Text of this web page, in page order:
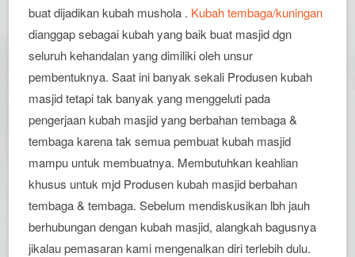
buat dijadikan kubah mushola . Kubah tembaga/kuningan
dianggap sebagai kubah yang baik buat masjid dgn
seluruh kehandalan yang dimiliki oleh unsur
pembentuknya. Saat ini banyak sekali Produsen kubah
masjid tetapi tak banyak yang menggeluti pada
pengerjaan kubah masjid yang berbahan tembaga &
tembaga karena tak semua pembuat kubah masjid
mampu untuk membuatnya. Membutuhkan keahlian
khusus untuk mjd Produsen kubah masjid berbahan
tembaga & tembaga. Sebelum mendiskusikan lbh jauh
berhubungan dengan kubah masjid, alangkah bagusnya
jikalau pemasaran kami mengenalkan diri terlebih dulu.